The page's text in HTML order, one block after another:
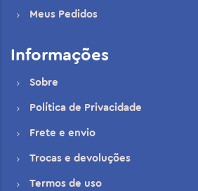
Meus Pedidos
Informações
Sobre
Política de Privacidade
Frete e envio
Trocas e devoluções
Termos de uso